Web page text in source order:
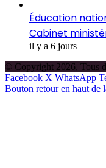
Éducation
Cabinet
il y a 6 jours
© Copyright 2026, Tous
Facebook X WhatsApp
Bouton retour en haut de